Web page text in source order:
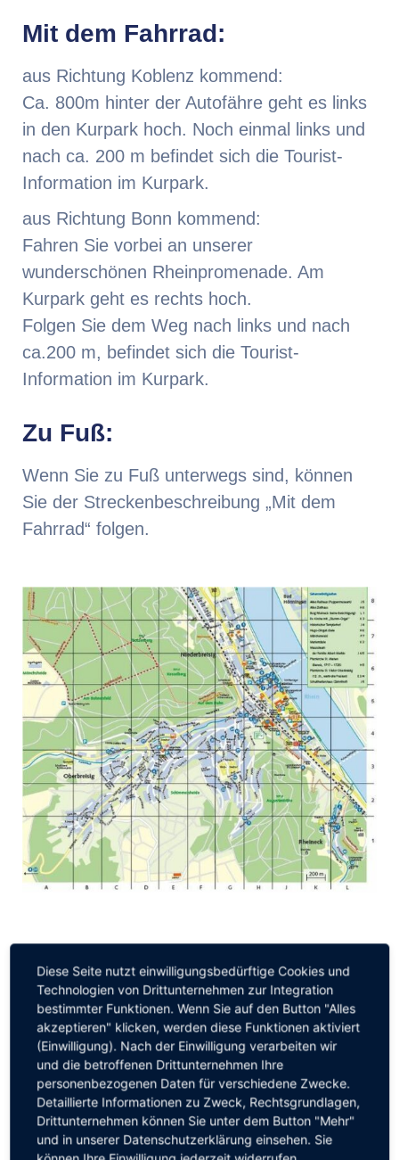
Mit dem Fahrrad:
aus Richtung Koblenz kommend:
Ca. 800m hinter der Autofähre geht es links
in den Kurpark hoch. Noch einmal links und
nach ca. 200 m befindet sich die Tourist-
Information im Kurpark.
aus Richtung Bonn kommend:
Fahren Sie vorbei an unserer
wunderschönen Rheinpromenade. Am
Kurpark geht es rechts hoch.
Folgen Sie dem Weg nach links und nach
ca.200 m, befindet sich die Tourist-
Information im Kurpark.
Zu Fuß:
Wenn Sie zu Fuß unterwegs sind, können
Sie der Streckenbeschreibung „Mit dem
Fahrrad“ folgen.
Tourist-Information
Diese Seite nutzt einwilligungsbedürftige Cookies und
Technologien von Drittunternehmen zur Integration
bestimmter Funktionen. Wenn Sie auf den Button "Alles
akzeptieren" klicken, werden diese Funktionen aktiviert
(Einwilligung). Nach der Einwilligung verarbeiten wir
und die betroffenen Drittunternehmen Ihre
personenbezogenen Daten für verschiedene Zwecke.
Detaillierte Informationen zu Zweck, Rechtsgrundlagen,
Drittunternehmen können Sie unter dem Button "Mehr"
und in unserer Datenschutzerklärung einsehen. Sie